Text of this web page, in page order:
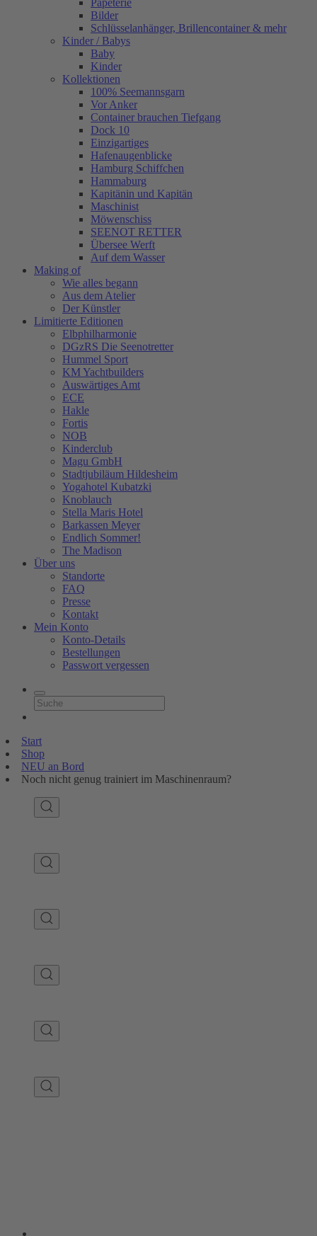
Papeterie
Bilder
Schlüsselanhänger, Brillencontainer & mehr
Kinder / Babys
Baby
Kinder
Kollektionen
100% Seemannsgarn
Vor Anker
Container brauchen Tiefgang
Dock 10
Einzigartiges
Hafenaugen­blicke
Hamburg Schiffchen
Hammaburg
Kapitänin und Kapitän
Maschinist
Möwenschiss
SEENOT RETTER
Übersee Werft
Auf dem Wasser
Making of
Wie alles begann
Aus dem Atelier
Der Künstler
Limitierte Editionen
Elbphilharmonie
DGzRS Die Seenotretter
Hummel Sport
KM Yachtbuilders
Auswärtiges Amt
ECE
Hakle
Fortis
NOB
Kinderclub
Magu GmbH
Stadtjubiläum Hildesheim
Yogahotel Kubatzki
Knoblauch
Stella Maris Hotel
Barkassen Meyer
Endlich Sommer!
The Madison
Über uns
Standorte
FAQ
Presse
Kontakt
Mein Konto
Konto-Details
Bestellungen
Passwort vergessen
Start
Shop
NEU an Bord
Noch nicht genug trainiert im Maschinenraum?